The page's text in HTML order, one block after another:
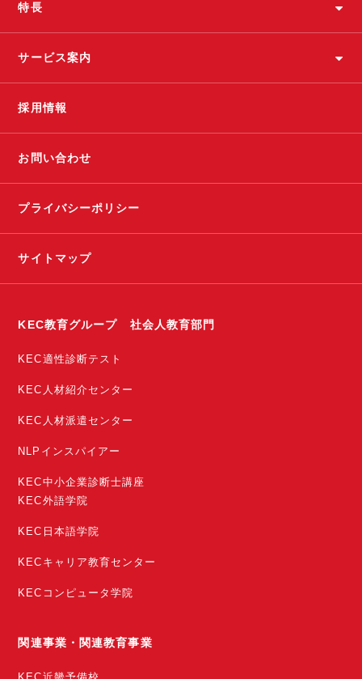
特長
サービス案内
採用情報
お問い合わせ
プライバシーポリシー
サイトマップ
KEC教育グループ 社会人教育部門
KEC適性診断テスト
KEC人材紹介センター
KEC人材派遣センター
NLPインスパイアー
KEC中小企業診断士講座
KEC外語学院
KEC日本語学院
KECキャリア教育センター
KECコンピュータ学院
関連事業・関連教育事業